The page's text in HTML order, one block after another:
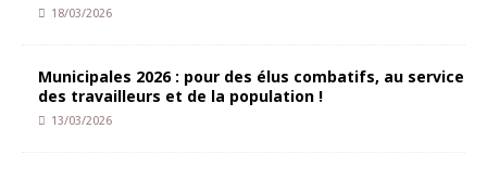
18/03/2026
Municipales 2026 : pour des élus combatifs, au service
des travailleurs et de la population !
13/03/2026